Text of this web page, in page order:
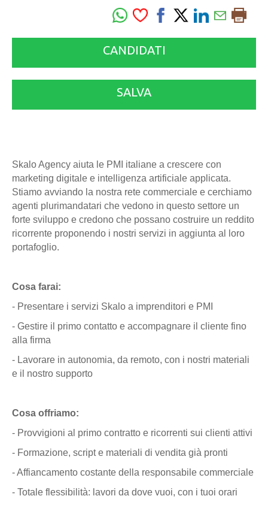
CANDIDATI
SALVA
Skalo Agency aiuta le PMI italiane a crescere con
marketing digitale e intelligenza artificiale applicata.
Stiamo avviando la nostra rete commerciale e cerchiamo
agenti plurimandatari che vedono in questo settore un
forte sviluppo e credono che possano costruire un reddito
ricorrente proponendo i nostri servizi in aggiunta al loro
portafoglio.
Cosa farai:
- Presentare i servizi Skalo a imprenditori e PMI
- Gestire il primo contatto e accompagnare il cliente fino
alla firma
- Lavorare in autonomia, da remoto, con i nostri materiali
e il nostro supporto
Cosa offriamo:
- Provvigioni al primo contratto e ricorrenti sui clienti attivi
- Formazione, script e materiali di vendita già pronti
- Affiancamento costante della responsabile commerciale
- Totale flessibilità: lavori da dove vuoi, con i tuoi orari